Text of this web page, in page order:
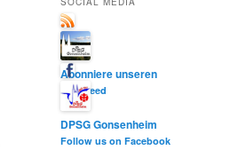
e
n
Abonniere unseren
RSS-Feed
DPSG Gonsenheim
Follow us on Facebook